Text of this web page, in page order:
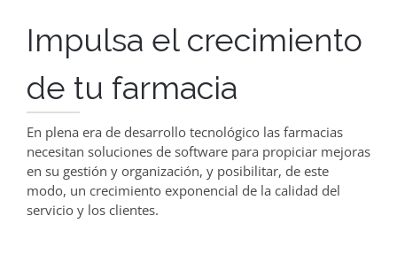
Impulsa el crecimiento
de tu farmacia
En plena era de desarrollo tecnológico las farmacias
necesitan soluciones de software para propiciar mejoras
en su gestión y organización, y posibilitar, de este
modo, un crecimiento exponencial de la calidad del
servicio y los clientes.